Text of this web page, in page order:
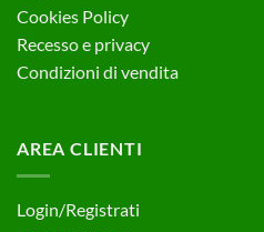
Cookies Policy
Recesso e privacy
Condizioni di vendita
AREA CLIENTI
Login/Registrati